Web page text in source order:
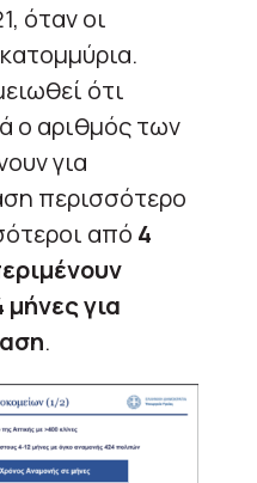
όταν οι
ότι
ο αριθμός των
για
περισσότερο
από 4
για
.